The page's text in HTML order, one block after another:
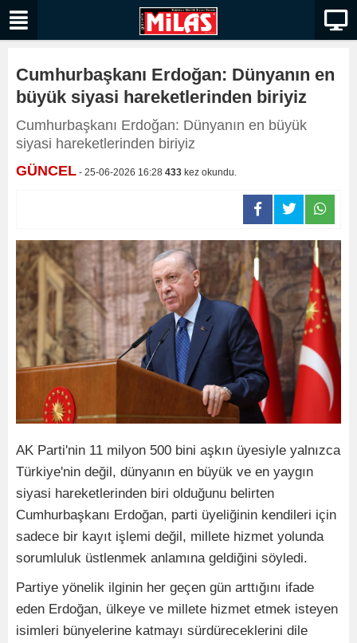
Cumhurbaşkanı Erdoğan: Dünyanın en
büyük siyasi hareketlerinden biriyiz
Cumhurbaşkanı Erdoğan: Dünyanın en büyük
siyasi hareketlerinden biriyiz
GÜNCEL - 25-06-2026 16:28 433 kez okundu.
AK Parti'nin 11 milyon 500 bini aşkın üyesiyle yalnızca
Türkiye'nin değil, dünyanın en büyük ve en yaygın
siyasi hareketlerinden biri olduğunu belirten
Cumhurbaşkanı Erdoğan, parti üyeliğinin kendileri için
sadece bir kayıt işlemi değil, millete hizmet yolunda
sorumluluk üstlenmek anlamına geldiğini söyledi.
Partiye yönelik ilginin her geçen gün arttığını ifade
eden Erdoğan, ülkeye ve millete hizmet etmek isteyen
isimleri bünyelerine katmayı sürdüreceklerini dile